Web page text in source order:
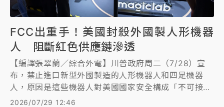
FCC出重手！美國封殺外國製人形機器
人 阻斷紅色供應鏈滲透
【編譯張翠蘭／綜合外電】川普政府周二（7/28）宣
布，禁止進口新型外國製造的人形機器人和四足機器
人，原因是這些機器人對美國國家安全構成「不可接受
的風險」。外媒分析，目前美國市面上的人形機器人大
2026/07/29 12:46